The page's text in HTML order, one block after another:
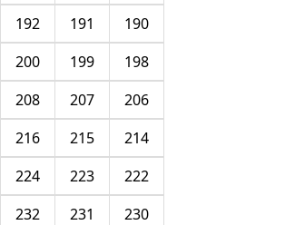
190
191
192
198
199
200
206
207
208
214
215
216
222
223
224
230
231
232